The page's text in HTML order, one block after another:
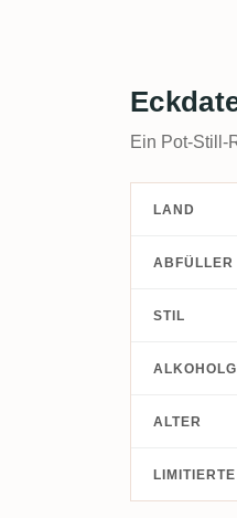
Ein Pot-Still-
LAND
ABFÜLLER
STIL
ALTER